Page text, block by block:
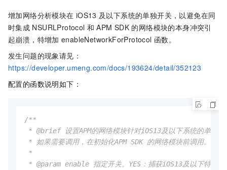
增加网络分析模块在 iOS13 及以下系统的单独开关，以避免在同
时集成 NSURLProtocol 和 APM SDK 的网络模块的本身冲突引
起崩溃，特增加 enableNetworkForProtocol 函数。
发生问题的现象请见：
https://developer.umeng.com/docs/193624/detail/352123
配置的函数说明如下：
/**
* @brief 设置APM的网络模块针对iOS13及以下系统的单独开
* 如果需要调用，在初始化APM SDK 的网络模块前调用。
*
* @param enable 指定开关。YES：捕获iOS13及以下特定网